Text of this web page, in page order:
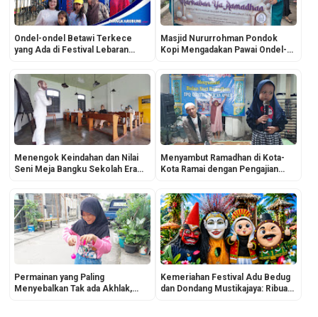
Ondel-ondel Betawi Terkece
yang Ada di Festival Lebaran
Bisa Menilainya
Masjid Nururrohman Pondok
Kopi Mengadakan Pawai Ondel-
Suci Ramadan
Menengok Keindahan dan Nilai
Seni Meja Bangku Sekolah Era
yang Sarat Estetika
Menyambut Ramadhan di Kota-
Kota Ramai dengan Pengajian
Quran, Beda dengan di Desa!
Permainan yang Paling
Menyebalkan Tak ada Akhlak,
Kemeriahan Festival Adu Bedug
dan Dondang Mustikajaya: Ribuan